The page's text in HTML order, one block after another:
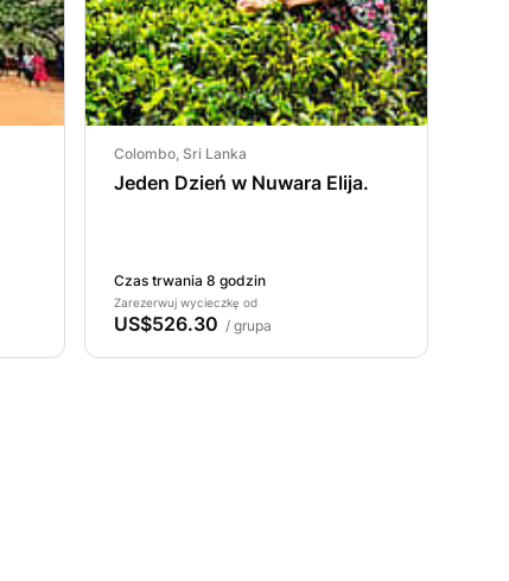
Colombo, Sri Lanka
Jeden Dzień w Nuwara Elija.
Czas trwania 8 godzin
Zarezerwuj wycieczkę od
US$526.30 / grupa